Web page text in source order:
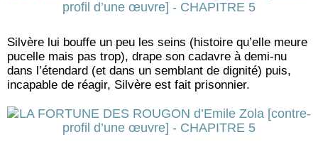
Silvère lui bouffe un peu les seins (histoire qu’elle meure
pucelle mais pas trop), drape son cadavre à demi-nu
dans l’étendard (et dans un semblant de dignité) puis,
incapable de réagir, Silvère est fait prisonnier.